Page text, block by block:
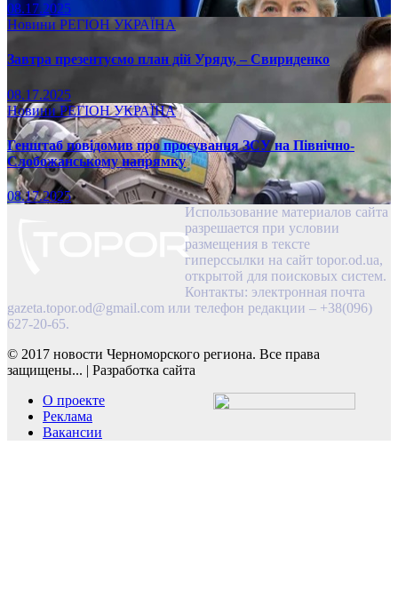
08.17.2025
Новини РЕГІОН УКРАЇНА
Завтра презентуємо план дій Уряду, – Свириденко
08.17.2025
НовиниРЕГІОНУКРАЇНА
Генштаб повідомив про просування ЗСУ на Північно-
Слобожанському напрямку
08.17.2025
Использование материалов сайта
разрешается при условии
размещения в тексте
гиперссылки на сайт topor.od.ua,
открытой для поисковых систем.
Контакты: электронная почта
gazeta.topor.od@gmail.com или телефон редакции – +38(096)
627-20-65.
© 2017 новости Черноморского региона. Все права
защищены... | Разработка сайта
О проекте
Реклама
Вакансии